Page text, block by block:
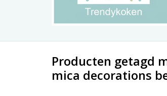
Producten getagd
mica decorations